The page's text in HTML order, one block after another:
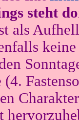
steht
als
(4.